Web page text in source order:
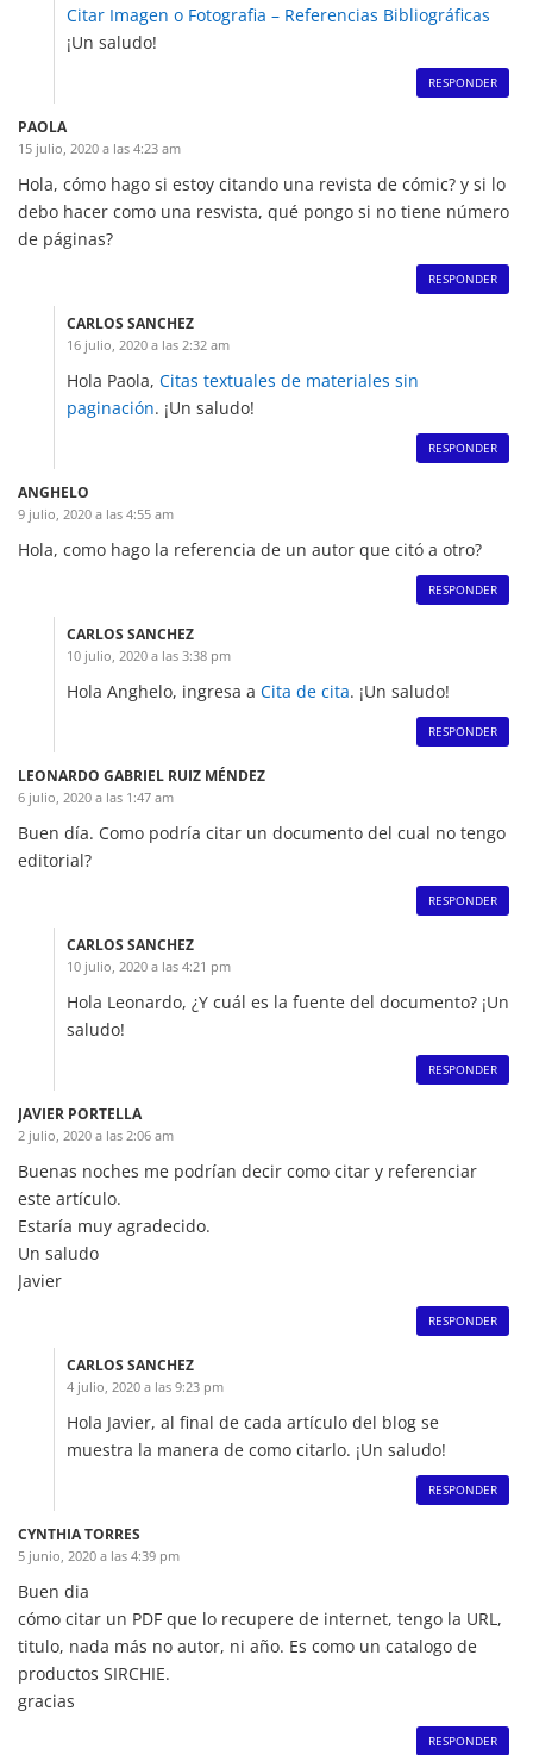
Citar Imagen o Fotografia – Referencias Bibliográficas
¡Un saludo!
RESPONDER
PAOLA
15 julio, 2020 a las 4:23 am
Hola, cómo hago si estoy citando una revista de cómic? y si lo
debo hacer como una resvista, qué pongo si no tiene número
de páginas?
RESPONDER
CARLOS SANCHEZ
16 julio, 2020 a las 2:32 am
Hola Paola, Citas textuales de materiales sin
paginación. ¡Un saludo!
RESPONDER
ANGHELO
9 julio, 2020 a las 4:55 am
Hola, como hago la referencia de un autor que citó a otro?
RESPONDER
CARLOS SANCHEZ
10 julio, 2020 a las 3:38 pm
Hola Anghelo, ingresa a Cita de cita. ¡Un saludo!
RESPONDER
LEONARDO GABRIEL RUIZ MÉNDEZ
6 julio, 2020 a las 1:47 am
Buen día. Como podría citar un documento del cual no tengo
editorial?
RESPONDER
CARLOS SANCHEZ
10 julio, 2020 a las 4:21 pm
Hola Leonardo, ¿Y cuál es la fuente del documento? ¡Un
saludo!
RESPONDER
JAVIER PORTELLA
2 julio, 2020 a las 2:06 am
Buenas noches me podrían decir como citar y referenciar
este artículo.
Estaría muy agradecido.
Un saludo
Javier
RESPONDER
CARLOS SANCHEZ
4 julio, 2020 a las 9:23 pm
Hola Javier, al final de cada artículo del blog se
muestra la manera de como citarlo. ¡Un saludo!
RESPONDER
CYNTHIA TORRES
5 junio, 2020 a las 4:39 pm
Buen dia
cómo citar un PDF que lo recupere de internet, tengo la URL,
titulo, nada más no autor, ni año. Es como un catalogo de
productos SIRCHIE.
gracias
RESPONDER